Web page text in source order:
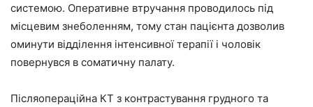
системою. Оперативне втручання проводилось під
місцевим знеболенням, тому стан пацієнта дозволив
оминути відділення інтенсивної терапії і чоловік
повернувся в соматичну палату.
Післяопераційна КТ з контрастування грудного та